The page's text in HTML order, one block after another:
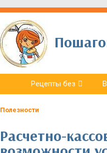
Рецепты без
Полезности
Расчетно-